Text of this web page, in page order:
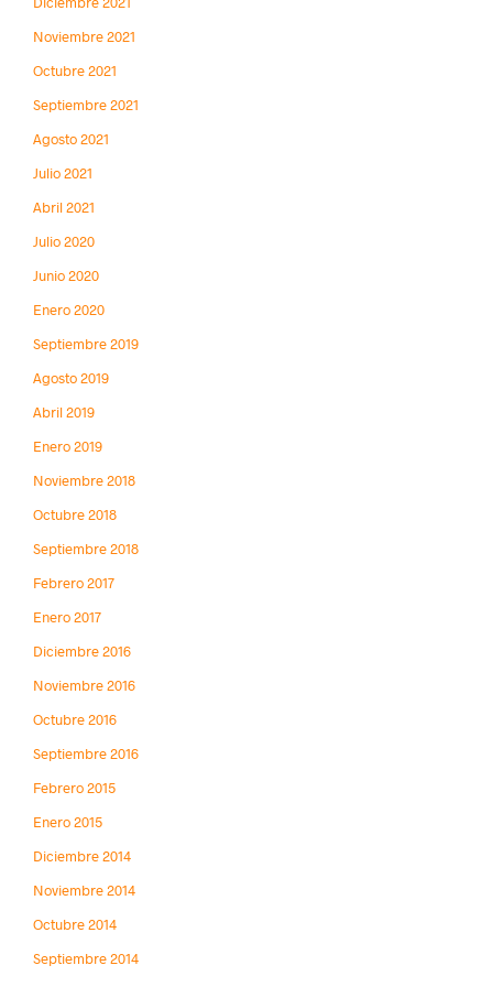
Noviembre 2021
Octubre 2021
Septiembre 2021
Agosto 2021
Julio 2021
Abril 2021
Julio 2020
Junio 2020
Enero 2020
Septiembre 2019
Agosto 2019
Abril 2019
Enero 2019
Noviembre 2018
Octubre 2018
Septiembre 2018
Febrero 2017
Enero 2017
Diciembre 2016
Noviembre 2016
Octubre 2016
Septiembre 2016
Febrero 2015
Enero 2015
Diciembre 2014
Noviembre 2014
Octubre 2014
Septiembre 2014